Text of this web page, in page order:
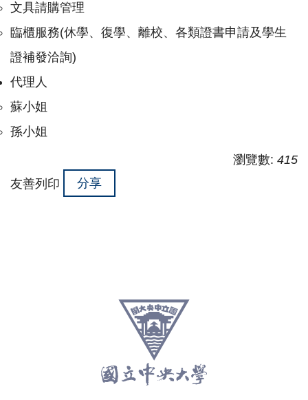
文具請購管理
臨櫃服務(休學、復學、離校、各類證書申請及學生
證補發洽詢)
代理人
蘇小姐
孫小姐
瀏覽數: 415
友善列印
分享